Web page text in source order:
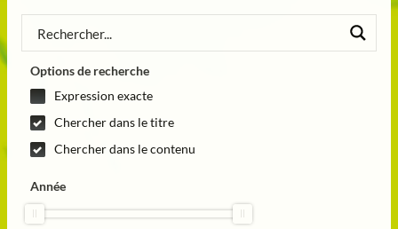
Options de recherche
Expression exacte
Chercher dans le titre
Chercher dans le contenu
Année